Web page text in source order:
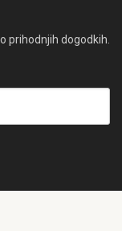
prihodnjih dogodkih.